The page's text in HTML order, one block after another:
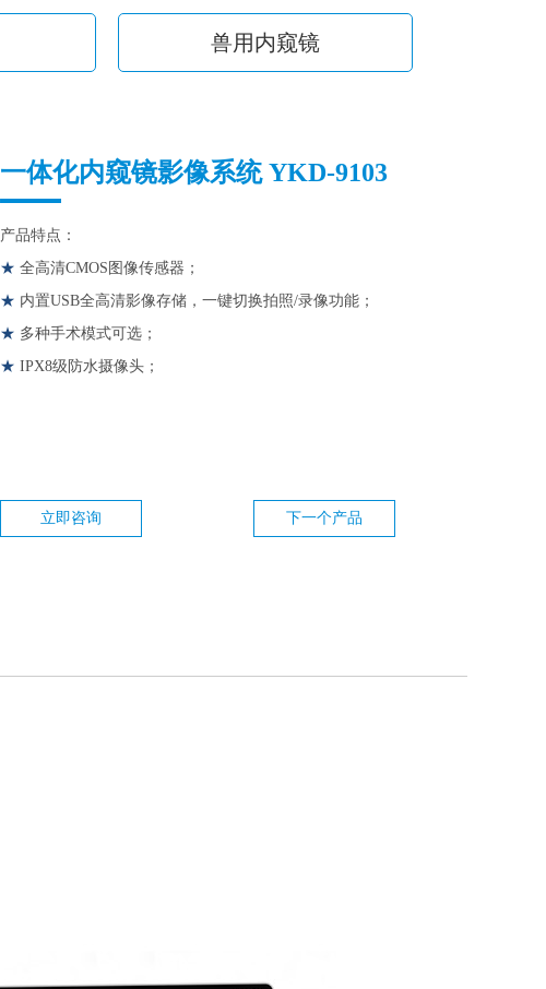
兽用内窥镜
一体化内窥镜影像系统 YKD-9103
产品特点：
★ 全高清CMOS图像传感器；
★ 内置USB全高清影像存储，一键切换拍照/录像功能；
★ 多种手术模式可选；
★ IPX8级防水摄像头；
立即咨询 下一个产品